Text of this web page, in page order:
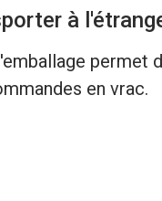
à
permet
en vrac.